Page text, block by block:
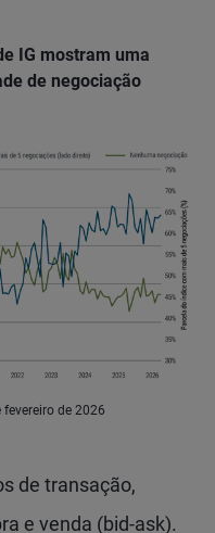
IG mostram uma
de negociação
fevereiro de 2026
de transação,
e venda (bid-ask).